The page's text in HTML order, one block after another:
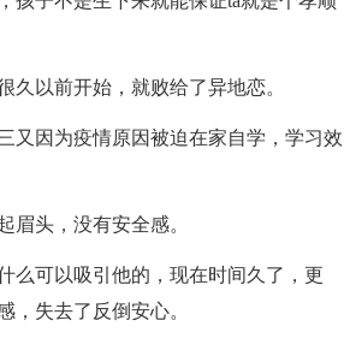
久以前开始，就败给了异地恋。
又因为疫情原因被迫在家自学，学习效
眉头，没有安全感。
么可以吸引他的，现在时间久了，更
，失去了反倒安心。